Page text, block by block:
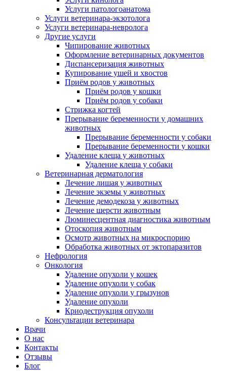
Услуги патологоанатома
Услуги ветеринара-экзотолога
Услуги ветеринара-невролога
Другие услуги
Чипирование животных
Оформление ветеринарных документов
Диспансеризация животных
Купирование ушей и хвостов
Приём родов у животных
Приём родов у кошки
Приём родов у собаки
Стрижка когтей
Прерывание беременности у домашних
животных
Прерывание беременности у собаки
Прерывание беременности у кошки
Удаление клеща у животных
Удаление клеща у собаки
Ветеринарная дерматология
Лечение лишая у животных
Лечение экземы у животных
Лечение демодекоза у животных
Лечение шерсти животным
Люминесцентная диагностика животным
Отоскопия животным
Осмотр животных на микроспорию
Обработка животных от эктопаразитов
Нефрология
Онкология
Удаление опухоли у кошек
Удаление опухоли у собак
Удаление опухоли у грызунов
Удаление опухоли
Криодеструкция опухоли
Консультации ветеринара
Врачи
О нас
Контакты
Отзывы
Блог